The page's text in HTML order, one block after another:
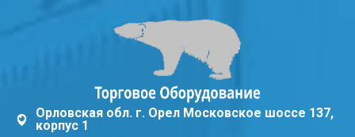
Орловская обл. г. Орел Московское шоссе 137,
корпус 1